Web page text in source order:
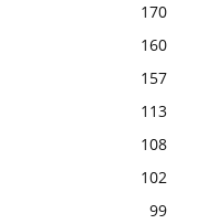
170
160
157
113
108
102
99